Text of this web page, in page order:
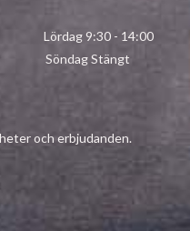
9:30 - 14:00
Stängt
och erbjudanden.